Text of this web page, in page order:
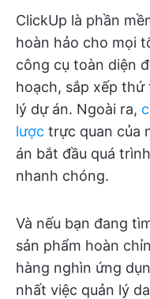
ClickUp là phần
hoàn hảo cho mọi
công cụ toàn diện
hoạch, sắp xếp
lý dự án. Ngoài ra,
lược trực quan của
án bắt đầu quá
nhanh chóng.
Và nếu bạn đang
sản phẩm hoàn
hàng nghìn ứng
nhất việc quản lý